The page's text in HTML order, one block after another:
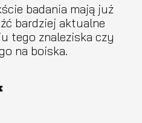
badania mają już
bardziej aktualne
tego znaleziska czy
na boiska.